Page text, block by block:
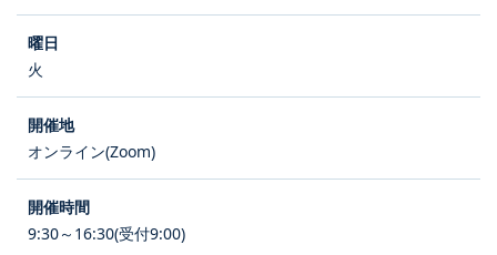
火
オンライン(Zoom)
9:30～16:30(受付9:00)